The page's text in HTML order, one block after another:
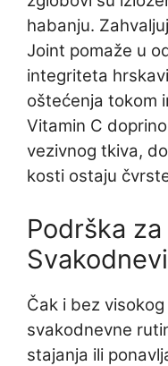
habanju.
Joint pomaže u
integriteta
oštećenja tokom
Vitamin C
vezivnog tkiva,
kosti ostaju
Podrška
Čak i bez
svakodnevne
stajanja ili